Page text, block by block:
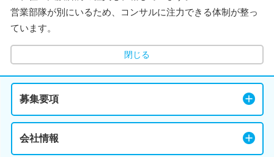
営業部隊が別にいるため、コンサルに注力できる体制が整っ
ています。
閉じる
募集要項
会社情報